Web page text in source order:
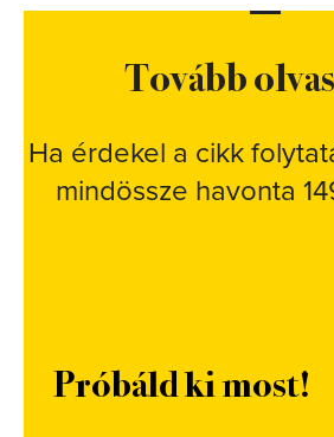
Tovább
Ha érdekel a cikk
mindössze havonta
Próbáld ki most!